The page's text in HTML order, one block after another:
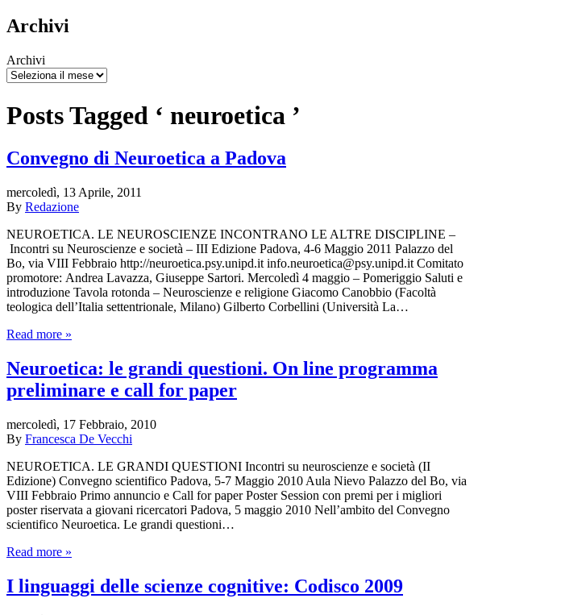
Archivi
Archivi
Posts Tagged ‘ neuroetica ’
Convegno di Neuroetica a Padova
mercoledì, 13 Aprile, 2011
By Redazione
NEUROETICA. LE NEUROSCIENZE INCONTRANO LE ALTRE DISCIPLINE –
Incontri su Neuroscienze e società – III Edizione Padova, 4-6 Maggio 2011 Palazzo del
Bo, via VIII Febbraio http://neuroetica.psy.unipd.it info.neuroetica@psy.unipd.it Comitato
promotore: Andrea Lavazza, Giuseppe Sartori. Mercoledì 4 maggio – Pomeriggio Saluti e
introduzione Tavola rotonda – Neuroscienze e religione Giacomo Canobbio (Facoltà
teologica dell’Italia settentrionale, Milano) Gilberto Corbellini (Università La…
Read more »
Neuroetica: le grandi questioni. On line programma
preliminare e call for paper
mercoledì, 17 Febbraio, 2010
By Francesca De Vecchi
NEUROETICA. LE GRANDI QUESTIONI Incontri su neuroscienze e società (II
Edizione) Convegno scientifico Padova, 5-7 Maggio 2010 Aula Nievo Palazzo del Bo, via
VIII Febbraio Primo annuncio e Call for paper Poster Session con premi per i migliori
poster riservata a giovani ricercatori Padova, 5 maggio 2010 Nell’ambito del Convegno
scientifico Neuroetica. Le grandi questioni…
Read more »
I linguaggi delle scienze cognitive: Codisco 2009